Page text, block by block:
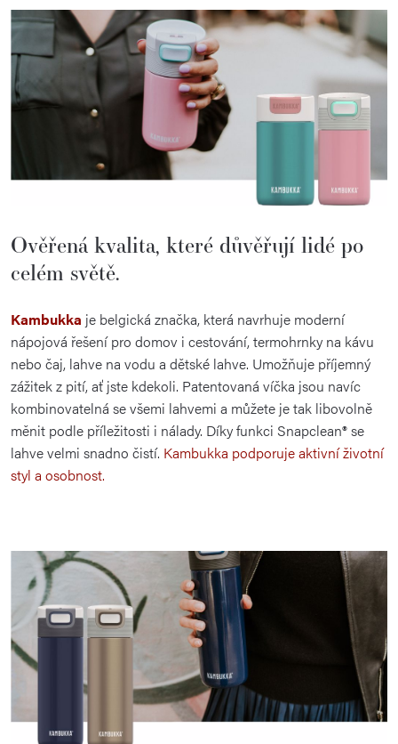
Ověřená kvalita, které důvěřují lidé po
celém světě.
Kambukka je belgická značka, která navrhuje moderní
nápojová řešení pro domov i cestování, termohrnky na kávu
nebo čaj, lahve na vodu a dětské lahve. Umožňuje příjemný
zážitek z pití, ať jste kdekoli. Patentovaná víčka jsou navíc
kombinovatelná se všemi lahvemi a můžete je tak libovolně
měnit podle příležitosti i nálady. Díky funkci Snapclean® se
lahve velmi snadno čistí. Kambukka podporuje aktivní životní
styl a osobnost.